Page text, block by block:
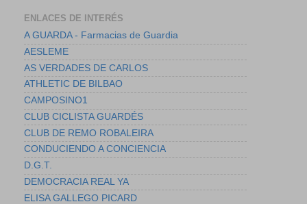
ENLACES DE INTERÉS
A GUARDA - Farmacias de Guardia
AESLEME
AS VERDADES DE CARLOS
ATHLETIC DE BILBAO
CAMPOSINO1
CLUB CICLISTA GUARDÉS
CLUB DE REMO ROBALEIRA
CONDUCIENDO A CONCIENCIA
D.G.T.
DEMOCRACIA REAL YA
ELISA GALLEGO PICARD